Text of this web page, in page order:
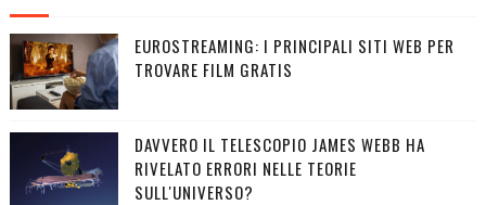
EUROSTREAMING: I PRINCIPALI SITI WEB PER
TROVARE FILM GRATIS
DAVVERO IL TELESCOPIO JAMES WEBB HA
RIVELATO ERRORI NELLE TEORIE
SULL'UNIVERSO?